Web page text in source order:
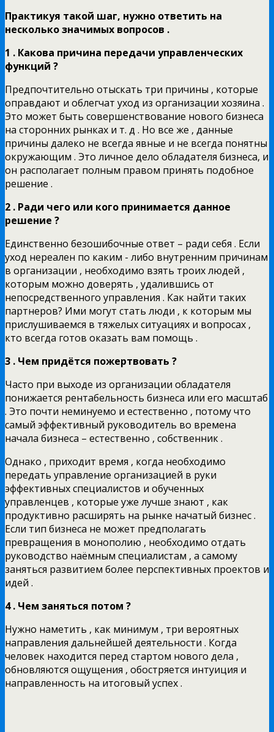
Практикуя такой шаг, нужно ответить на
несколько значимых вопросов .
1 . Какова причина передачи управленческих
функций ?
Предпочтительно отыскать три причины , которые
оправдают и облегчат уход из организации хозяина .
Это может быть совершенствование нового бизнеса
на сторонних рынках и т. д . Но все же , данные
причины далеко не всегда явные и не всегда понятны
окружающим . Это личное дело обладателя бизнеса, и
он располагает полным правом принять подобное
решение .
2 . Ради чего или кого принимается данное
решение ?
Единственно безошибочные ответ – ради себя . Если
уход нереален по каким - либо внутренним причинам
в организации , необходимо взять троих людей ,
которым можно доверять , удалившись от
непосредственного управления . Как найти таких
партнеров? Ими могут стать люди , к которым мы
прислушиваемся в тяжелых ситуациях и вопросах ,
кто всегда готов оказать вам помощь .
3 . Чем придётся пожертвовать ?
Часто при выходе из организации обладателя
понижается рентабельность бизнеса или его масштаб
. Это почти неминуемо и естественно , потому что
самый эффективный руководитель во времена
начала бизнеса – естественно , собственник .
Однако , приходит время , когда необходимо
передать управление организацией в руки
эффективных специалистов и обученных
управленцев , которые уже лучше знают , как
продуктивно расширять на рынке начатый бизнес .
Если тип бизнеса не может предполагать
превращения в монополию , необходимо отдать
руководство наёмным специалистам , а самому
заняться развитием более перспективных проектов и
идей .
4 . Чем заняться потом ?
Нужно наметить , как минимум , три вероятных
направления дальнейшей деятельности . Когда
человек находится перед стартом нового дела ,
обновляются ощущения , обостряется интуиция и
направленность на итоговый успех .